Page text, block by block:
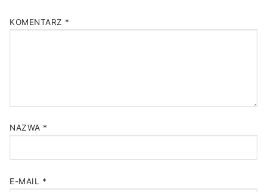
KOMENTARZ *
NAZWA *
E-MAIL *